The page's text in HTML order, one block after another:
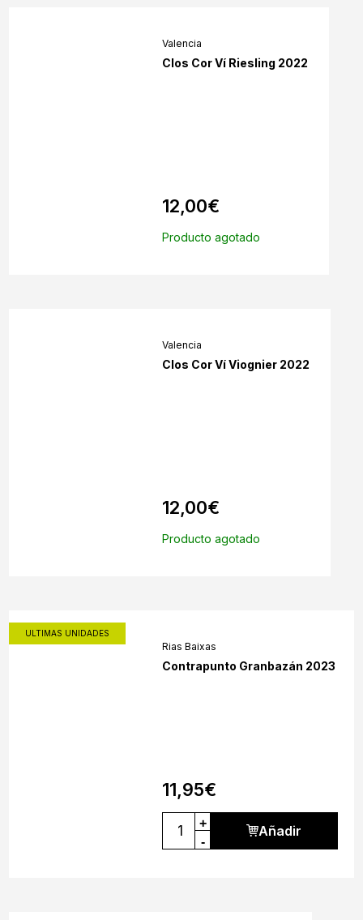
Valencia
Clos Cor Ví Riesling 2022
12,00€
Producto agotado
Valencia
Clos Cor Ví Viognier 2022
12,00€
Producto agotado
ULTIMAS UNIDADES
Rias Baixas
Contrapunto Granbazán 2023
11,95€
+
-
Añadir